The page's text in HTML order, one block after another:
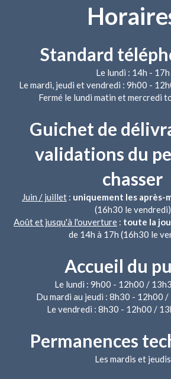
Standard
Le lundi : 14h - 17h
Le mardi, jeudi et vendredi : 9h00 -
Fermé le lundi matin et mercredi
Guichet de
validations du
chasser
Juin / juillet : uniquement les après-
(16h30 le vendredi)
Août et jusqu'à l'ouverture : toute la
de 14h à 17h (16h30 le
Accueil du
Le lundi : 9h00 - 12h00 /
Du mardi au jeudi : 8h30 - 12h00
Le vendredi : 8h30 - 12h00 /
Permanences
Les mardis et jeudis